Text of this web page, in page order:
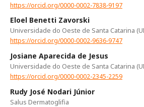
https://orcid.org/0000-0002-7838-9197
Eloel Benetti Zavorski
Universidade do Oeste de Santa Catarina
https://orcid.org/0000-0002-9636-9747
Josiane Aparecida de Jesus
Universidade do Oeste de Santa Catarina
https://orcid.org/0000-0002-2345-2259
Rudy José Nodari Júnior
Salus Dermatoglifia